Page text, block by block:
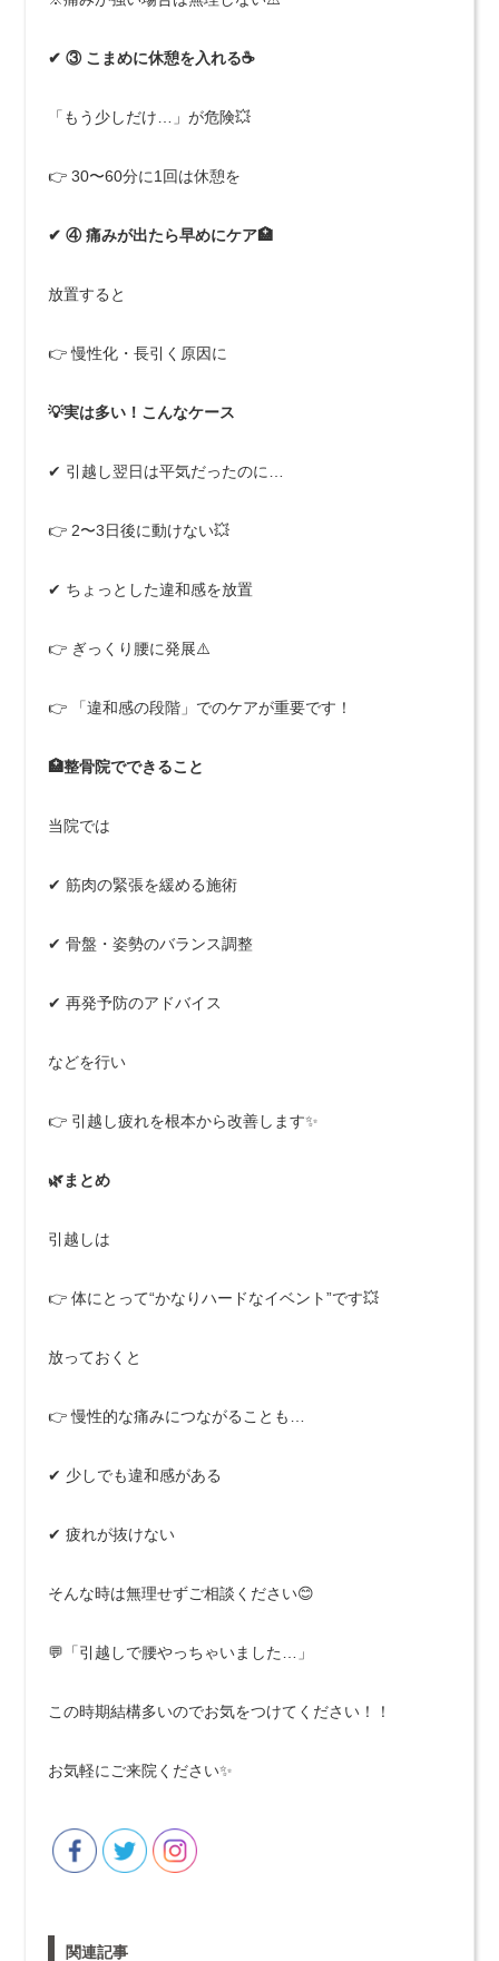
✔ ③ こまめに休憩を入れる☕
「もう少しだけ…」が危険💥
👉 30〜60分に1回は休憩を
✔ ④ 痛みが出たら早めにケア🏥
放置すると
👉 慢性化・長引く原因に
💡実は多い！こんなケース
✔ 引越し翌日は平気だったのに…
👉 2〜3日後に動けない💥
✔ ちょっとした違和感を放置
👉 ぎっくり腰に発展⚠️
👉 「違和感の段階」でのケアが重要です！
🏥整骨院でできること
当院では
✔ 筋肉の緊張を緩める施術
✔ 骨盤・姿勢のバランス調整
✔ 再発予防のアドバイス
などを行い
👉 引越し疲れを根本から改善します✨
🌿まとめ
引越しは
👉 体にとって“かなりハードなイベント”です💥
放っておくと
👉 慢性的な痛みにつながることも…
✔ 少しでも違和感がある
✔ 疲れが抜けない
そんな時は無理せずご相談ください😊
💬「引越しで腰やっちゃいました…」
この時期結構多いのでお気をつけてください！！
お気軽にご来院ください✨
関連記事